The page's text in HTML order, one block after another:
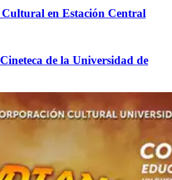
en Estación Central
de la Universidad de